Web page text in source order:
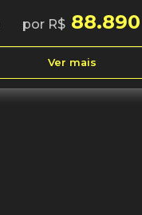
por R$ 88.890
Ver mais